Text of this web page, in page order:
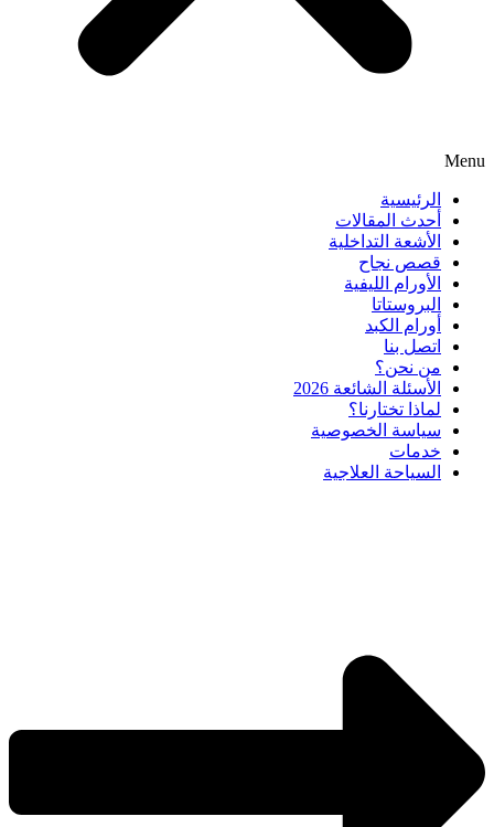
Menu
الرئيسية
أحدث المقالات
الأشعة التداخلية
قصص نجاح
الأورام الليفية
البروستاتا
أورام الكبد
اتصل بنا
من نحن؟
الأسئلة الشائعة 2026
لماذا تختارنا؟
سياسة الخصوصية
خدمات
السياحة العلاجية